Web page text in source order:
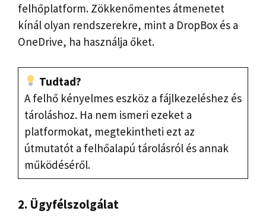
felhőplatform. Zökkenőmentes átmenetet
kínál olyan rendszerekre, mint a DropBox és a
OneDrive, ha használja őket.
Tudtad?
A felhő kényelmes eszköz a fájlkezeléshez és
tároláshoz. Ha nem ismeri ezeket a
platformokat, megtekintheti ezt az
útmutatót a felhőalapú tárolásról és annak
működéséről.
2. Ügyfélszolgálat